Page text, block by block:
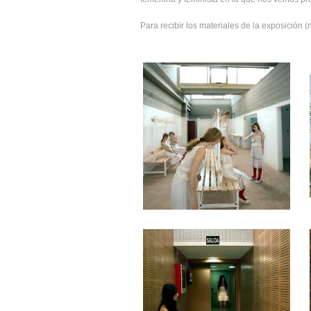
Para recibir los materiales de la exposición